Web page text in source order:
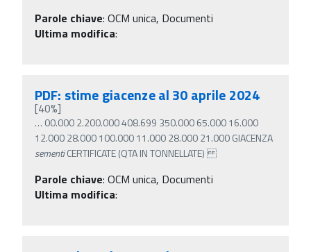
Parole chiave: OCM unica, Documenti
Ultima modifica:
PDF: stime giacenze al 30 aprile 2024
[40%]
… 00.000 2.200.000 408.699 350.000 65.000 16.000
12.000 28.000 100.000 11.000 28.000 21.000 GIACENZA
sementiCERTIFICATE (QTA IN TONNELLATE)
Parole chiave: OCM unica, Documenti
Ultima modifica: